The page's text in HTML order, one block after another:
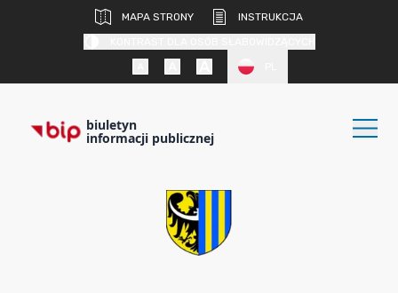
MAPA STRONY
INSTRUKCJA
biuletyn
informacji publicznej